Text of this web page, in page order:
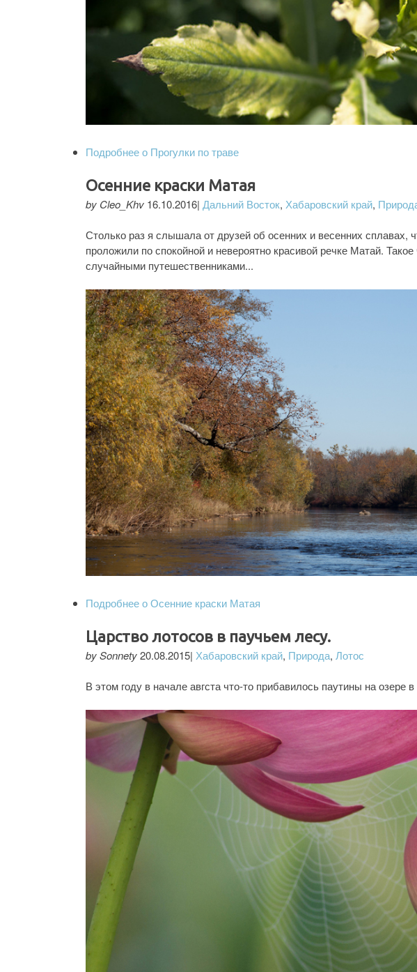
Подробнеео Прогулки по траве
Осенние краски Матая
by Cleo_Khv 16.10.2016| Дальний Восток, Хабаровский край,
Столько раз я слышала от друзей об осенних и весенних
проложили по спокойной и невероятно красивой речке Матай.
случайными путешественниками...
Подробнеео Осенние краски Матая
Царство лотосов в паучьем лесу.
by Sonnety20.08.2015| Хабаровский край, Природа, Лотос
В этом году в начале авгста что-то прибавилось паутины на